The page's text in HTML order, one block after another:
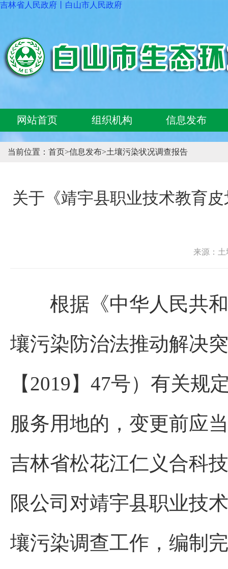
吉林省人民政府 白山市人民政府
网站首页 组织机构 信息发布
当前位置： 首页>信息发布>土壤污染状况调查报告
关于《靖宇县职业技术教育
来源：土
根据《中华人民共和
壤污染防治法推动解决
【2019】47号）有关
服务用地的，变更前应
吉林省松花江仁义合科
限公司对靖宇县职业技
壤污染调查工作，编制